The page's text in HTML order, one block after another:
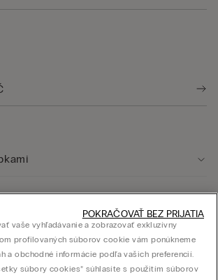
vaše vyhľadávanie a zobrazovať exkluzívny
profilovaných súborov cookie vám ponúkneme
a obchodné informácie podľa vašich preferencií.
súbory cookies” súhlasíte s použitím súborov
POKRAČOVAŤ BEZ PRIJATIA